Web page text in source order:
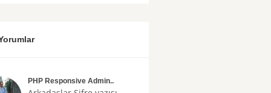
PHP Responsive Admin..